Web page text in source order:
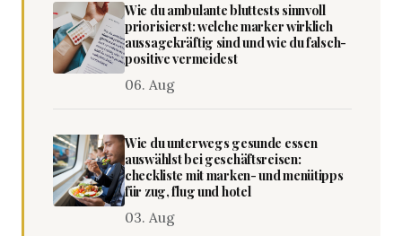
Wie du ambulante bluttests sinnvoll
priorisierst: welche marker wirklich
aussagekräftig sind und wie du falsch-
positive vermeidest
06. Aug
Wie du unterwegs gesunde essen
auswählst bei geschäftsreisen:
checkliste mit marken- und menütipps
für zug, flug und hotel
03. Aug